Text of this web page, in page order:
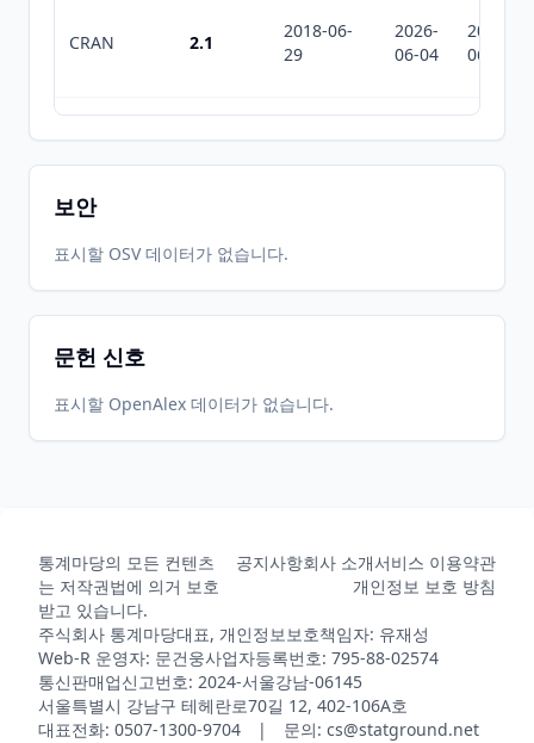
CRAN 2.1
2018-06-
29
2026-
06-04
2026-
06-04
2017-03-
02
2026-
06-04
2026-
06-04
CRAN 1.0
CRAN
보안
표시할 OSV 데이터가 없습니다.
문헌 신호
표시할 OpenAlex 데이터가 없습니다.
통계마당의 모든 컨텐츠
는 저작권법에 의거 보호
받고 있습니다.
공지사항회사 소개서비스 이용약관
개인정보 보호 방침
주식회사 통계마당대표, 개인정보보호책임자: 유재성
Web-R 운영자: 문건웅사업자등록번호: 795-88-02574
통신판매업신고번호: 2024-서울강남-06145
서울특별시 강남구 테헤란로70길 12, 402-106A호
대표전화: 0507-1300-9704 | 문의: cs@statground.net